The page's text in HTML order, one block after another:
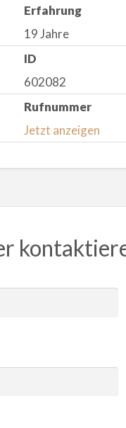
Erfahrung
19 Jahre
ID
602082
Rufnummer
Jetzt anzeigen